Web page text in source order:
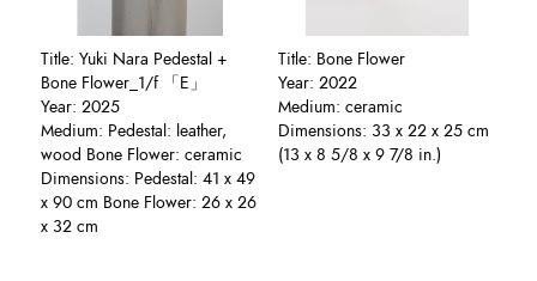
Title: Yuki Nara Pedestal +
Bone Flower_1/f 「E」
Year: 2025
Medium: Pedestal: leather,
wood Bone Flower: ceramic
Dimensions: Pedestal: 41 x 49
x 90 cm Bone Flower: 26 x 26
x 32 cm
Title: Bone Flower
Year: 2022
Medium: ceramic
Dimensions: 33 x 22 x 25 cm
(13 x 8 5/8 x 9 7/8 in.)